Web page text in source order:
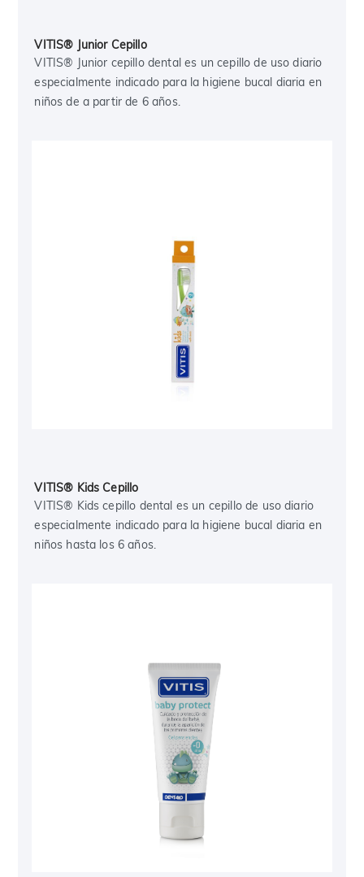
VITIS® Junior Cepillo
VITIS® Junior cepillo dental es un cepillo de uso diario
especialmente indicado para la higiene bucal diaria en
niños de a partir de 6 años.
VITIS® Kids Cepillo
VITIS® Kids cepillo dental es un cepillo de uso diario
especialmente indicado para la higiene bucal diaria en
niños hasta los 6 años.